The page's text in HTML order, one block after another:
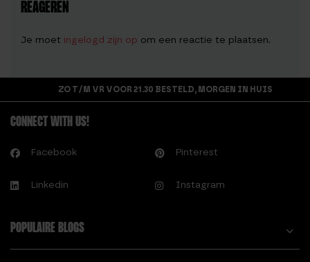
REAGEREN
Je moet ingelogd zijn op om een reactie te plaatsen.
ZO T/M VR VOOR 21.30 BESTELD, MORGEN IN HUIS
CONNECT WITH US!
Facebook Pinterest
Linkedin Instagram
POPULAIRE BLOGS